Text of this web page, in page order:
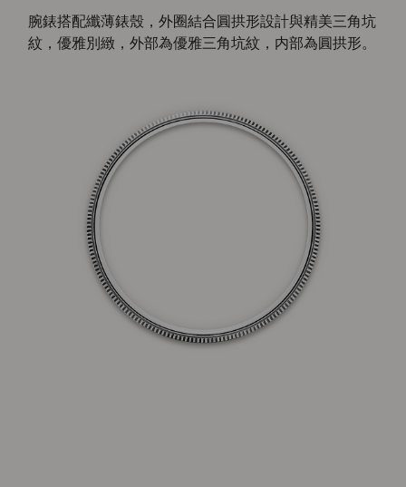
腕錶搭配纖薄錶殼，外圈結合圓拱形設計與精美三角坑
紋，優雅別緻，外部為優雅三角坑紋，内部為圓拱形。